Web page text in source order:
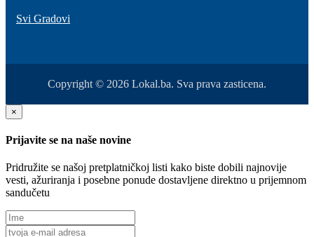
Svi Gradovi
Copyright © 2026 Lokal.ba. Sva prava zasticena.
×
Prijavite se na naše novine
Pridružite se našoj pretplatničkoj listi kako biste dobili najnovije
vesti, ažuriranja i posebne ponude dostavljene direktno u prijemnom
sandučetu